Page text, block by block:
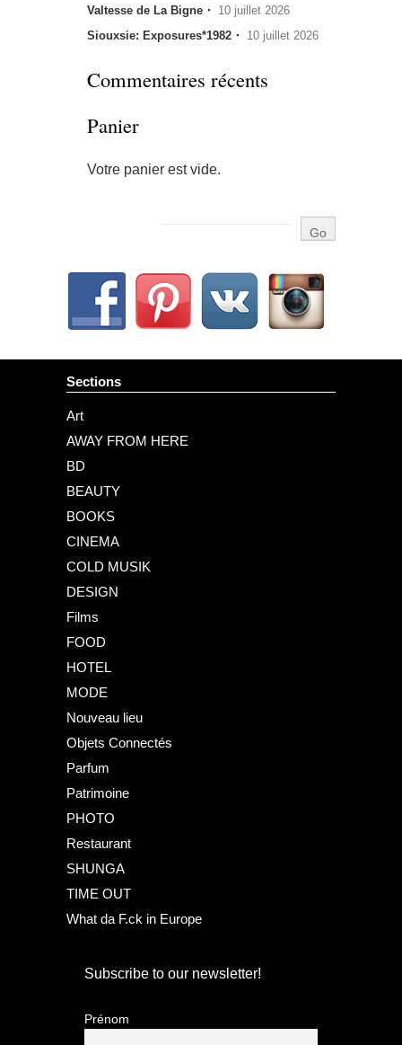
Valtesse de La Bigne・ 10 juillet 2026
Siouxsie: Exposures*1982・ 10 juillet 2026
Commentaires récents
Panier
Votre panier est vide.
Sections
Art
AWAY FROM HERE
BD
BEAUTY
BOOKS
CINEMA
COLD MUSIK
DESIGN
Films
FOOD
HOTEL
MODE
Nouveau lieu
Objets Connectés
Parfum
Patrimoine
PHOTO
Restaurant
SHUNGA
TIME OUT
What da F.ck in Europe
Subscribe to our newsletter!
Prénom